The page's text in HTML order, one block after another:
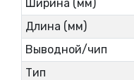
Ширина (мм)
Длина (мм)
Выводной/чип
Тип